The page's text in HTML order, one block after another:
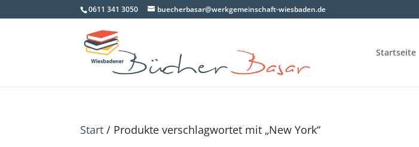
0611 341 3050 buecherbasar@werkgemeinschaft-wiesbaden.de
Startseite
Start / Produkte verschlagwortet mit „New York“